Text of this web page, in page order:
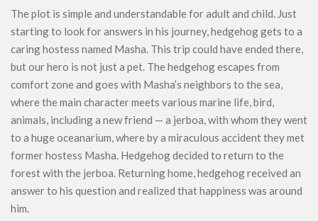
The plot is simple and understandable for adult and child. Just
starting to look for answers in his journey, hedgehog gets to a
caring hostess named Masha. This trip could have ended there,
but our hero is not just a pet. The hedgehog escapes from
comfort zone and goes with Masha’s neighbors to the sea,
where the main character meets various marine life, bird,
animals, including a new friend — a jerboa, with whom they went
to a huge oceanarium, where by a miraculous accident they met
former hostess Masha. Hedgehog decided to return to the
forest with the jerboa. Returning home, hedgehog received an
answer to his question and realized that happiness was around
him.